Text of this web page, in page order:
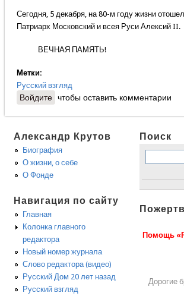
Сегодня, 5 декабря, на 80-м году жизни
Патриарх Московский и всея Руси Алексий II.
ВЕЧНАЯ ПАМЯТЬ!
Метки:
Русский взгляд
Войдите чтобы оставить комментарии
Александр Крутов
Биография
О жизни, о себе
О Фонде
Навигация по сайту
Главная
Колонка главного
редактора
Новый номер журнала
Слово редактора (видео)
Русский Дом 20 лет назад
Русский взгляд
Поиск
Помощь
Дорогие